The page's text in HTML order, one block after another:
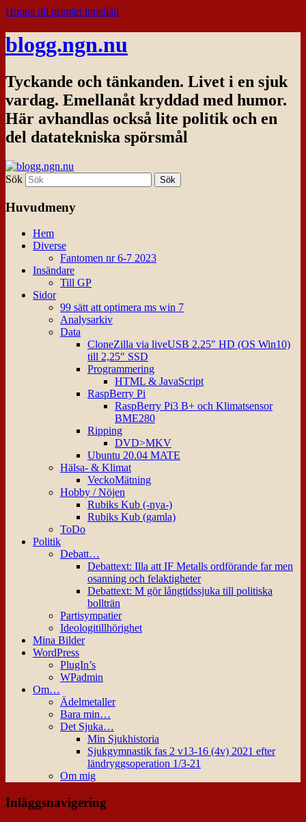
Hoppa till primärt innehåll
blogg.ngn.nu
Tyckande och tänkanden. Livet i en sjuk
vardag. Emellanåt kryddad med humor.
Här avhandlas också lite politik och en
del datatekniska spörsmål
Sök
Huvudmeny
Hem
Diverse
Fantomen nr 6-7 2023
Insändare
Till GP
Sidor
99 sätt att optimera ms win 7
Analysarkiv
Data
CloneZilla via liveUSB 2.25″ HD (OS Win10)
till 2,25″ SSD
Programmering
HTML & JavaScript
RaspBerry Pi
RaspBerry Pi3 B+ och Klimatsensor
BME280
Ripping
DVD>MKV
Ubuntu 20.04 MATE
Hälsa- & Klimat
VeckoMätning
Hobby / Nöjen
Rubiks Kub (-nya-)
Rubiks Kub (gamla)
ToDo
Politik
Debatt…
Debattext: Illa att IF Metalls ordförande far men
osanning och felaktigheter
Debattext: M gör långtidssjuka till politiska
bollträn
Partisympatier
Ideologitillhörighet
Mina Bilder
WordPress
PlugIn’s
WPadmin
Om…
Ädelmetaller
Bara min…
Det Sjuka…
Min Sjukhistoria
Sjukgymnastik fas 2 v13-16 (4v) 2021 efter
ländryggsoperation 1/3-21
Om mig
Inläggsnavigering